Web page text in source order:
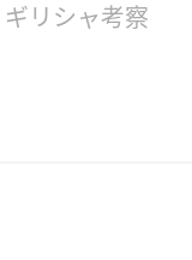
リシャ考察